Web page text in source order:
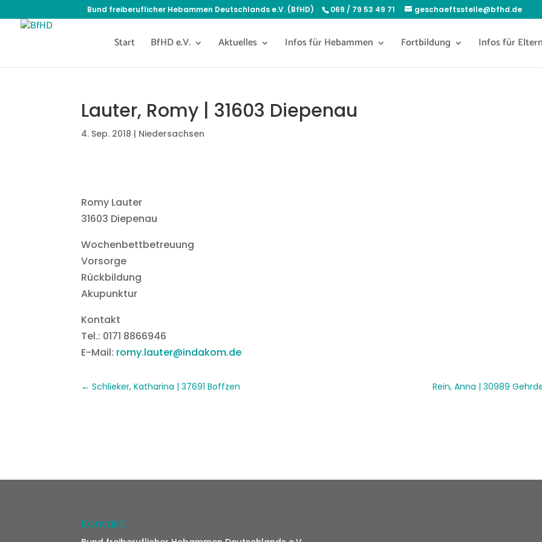
Bund freiberuflicher Hebammen Deutschlands e.V. (BfHD) 069 / 79 53 49 71 geschaeftsstelle@bfhd.de
Start BfHD e.V. Aktuelles Infos für Hebammen Fortbildung Infos für
Lauter, Romy | 31603 Diepenau
4. Sep. 2018 | Niedersachsen
Romy Lauter
31603 Diepenau
Wochenbettbetreuung
Vorsorge
Rückbildung
Akupunktur
Kontakt
Tel.: 0171 8866946
E-Mail: romy.lauter@indakom.de
Rein, Anna | 30989
Schlieker, Katharina | 37691 Boffzen
Kontakt: